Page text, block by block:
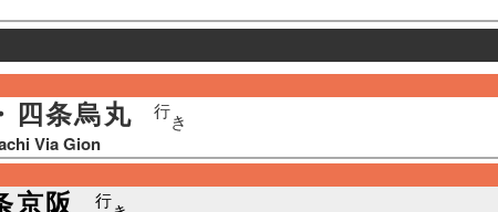
四条烏丸 行き
Via Gion
京阪 行